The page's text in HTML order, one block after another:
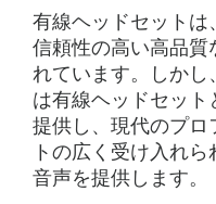
有線ヘッドセットは
信頼性の高い高品質
れています。しかし
は有線ヘッドセット
提供し、現代のプロ
トの広く受け入れ
音声を提供します。